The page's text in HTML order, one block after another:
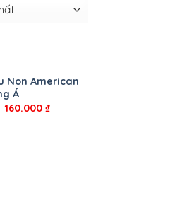
Non American
Á
160.000 ₫